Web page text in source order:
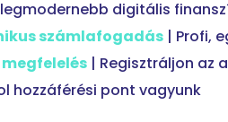
digitális
számlafogadás | Profi,
| Regisztráljon az
hozzáférési pont vagyunk